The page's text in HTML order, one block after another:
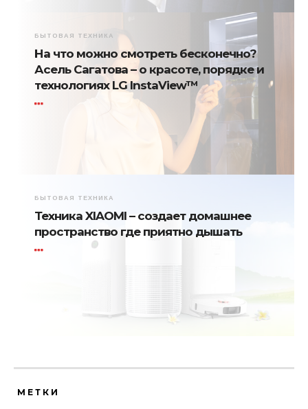
БЫТОВАЯ ТЕХНИКА
На что можно смотреть бесконечно?
Асель Сагатова – о красоте, порядке и
технологиях LG InstaView™
БЫТОВАЯ ТЕХНИКА
Техника XIAOMI – создает домашнее
пространство где приятно дышать
МЕТКИ